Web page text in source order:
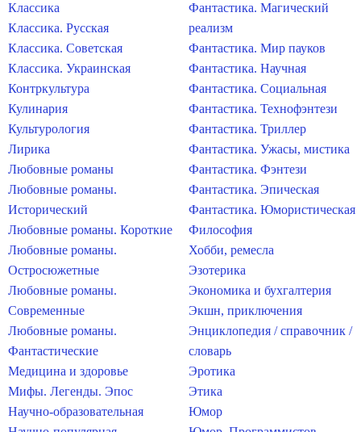
Классика
Классика. Русская
Классика. Советская
Классика. Украинская
Контркультура
Кулинария
Культурология
Лирика
Любовные романы
Любовные романы.
Исторический
Любовные романы. Короткие
Любовные романы.
Остросюжетные
Любовные романы.
Современные
Любовные романы.
Фантастические
Медицина и здоровье
Мифы. Легенды. Эпос
Научно-образовательная
Фантастика. Магический
реализм
Фантастика. Мир пауков
Фантастика. Научная
Фантастика. Социальная
Фантастика. Технофэнтези
Фантастика. Триллер
Фантастика. Ужасы, мистика
Фантастика. Фэнтези
Фантастика. Эпическая
Фантастика. Юмористическая
Философия
Хобби, ремесла
Эзотерика
Экономика и бухгалтерия
Экшн, приключения
Энциклопедия / справочник /
словарь
Эротика
Этика
Юмор